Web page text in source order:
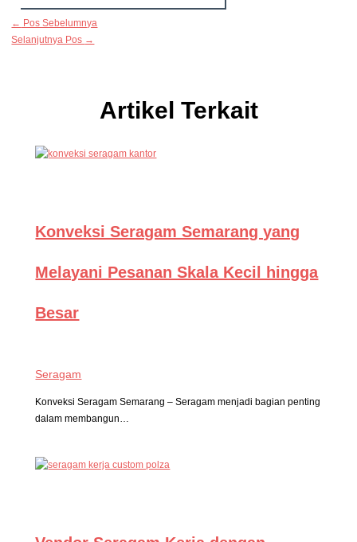
← Pos Sebelumnya
Selanjutnya Pos →
Artikel Terkait
Konveksi Seragam Semarang yang
Melayani Pesanan Skala Kecil hingga
Besar
Seragam
Konveksi Seragam Semarang – Seragam menjadi bagian penting
dalam membangun…